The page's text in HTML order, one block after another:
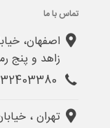
تماس با ما
اصفهان،
زاهد و پنج
تهران ،